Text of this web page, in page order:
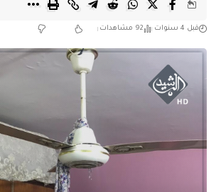
قبل 4 سنوات 92 مشاهدات